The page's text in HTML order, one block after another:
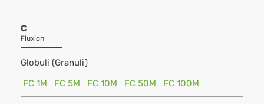
C
Fluxion
Globuli (Granuli)
FC 1M
FC 5M FC 10M FC 50M FC 100M